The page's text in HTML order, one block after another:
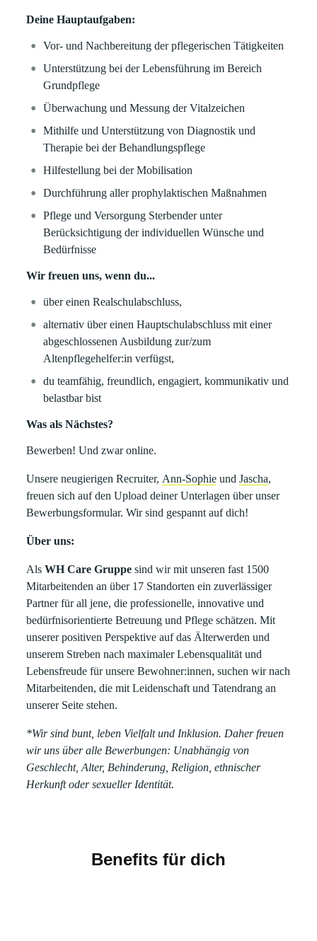
Deine Hauptaufgaben:
Vor- und Nachbereitung der pflegerischen Tätigkeiten
Unterstützung bei der Lebensführung im Bereich
Grundpflege
Überwachung und Messung der Vitalzeichen
Mithilfe und Unterstützung von Diagnostik und
Therapie bei der Behandlungspflege
Hilfestellung bei der Mobilisation
Durchführung aller prophylaktischen Maßnahmen
Pflege und Versorgung Sterbender unter
Berücksichtigung der individuellen Wünsche und
Bedürfnisse
Wir freuen uns, wenn du...
über einen Realschulabschluss,
alternativ über einen Hauptschulabschluss mit einer
abgeschlossenen Ausbildung zur/zum
Altenpflegehelfer:in verfügst,
du teamfähig, freundlich, engagiert, kommunikativ und
belastbar bist
Was als Nächstes?
Bewerben! Und zwar online.
Unsere neugierigen Recruiter, Ann-Sophie undJascha,
freuen sich auf den Upload deiner Unterlagen über unser
Bewerbungsformular. Wir sind gespannt auf dich!
Über uns:
AlsWH Care Gruppesind wir mit unseren fast 1500
Mitarbeitenden an über 17 Standorten ein zuverlässiger
Partner für all jene, die professionelle, innovative und
bedürfnisorientierte Betreuung und Pflege schätzen. Mit
unserer positiven Perspektive auf das Älterwerden und
unserem Streben nach maximaler Lebensqualität und
Lebensfreude für unsere Bewohner:innen, suchen wir nach
Mitarbeitenden, die mit Leidenschaft und Tatendrang an
unserer Seite stehen.
*Wir sind bunt, leben Vielfalt und Inklusion. Daher freuen
wir uns über alle Bewerbungen: Unabhängig von
Geschlecht, Alter, Behinderung, Religion, ethnischer
Herkunft oder sexueller Identität.
Benefits für dich